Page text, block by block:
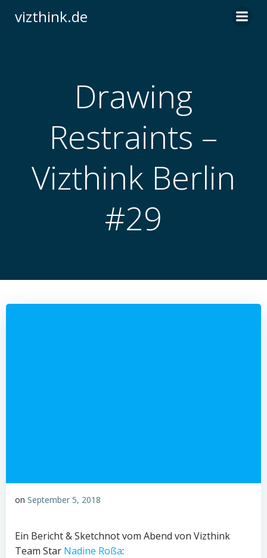
vizthink.de
Drawing
Restraints –
Vizthink Berlin
#29
on September 5, 2018
Ein Bericht & Sketchnot vom Abend von Vizthink
Team Star Nadine Roßa: